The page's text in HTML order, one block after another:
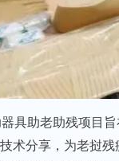
具助老助残项目
术分享，为老挝